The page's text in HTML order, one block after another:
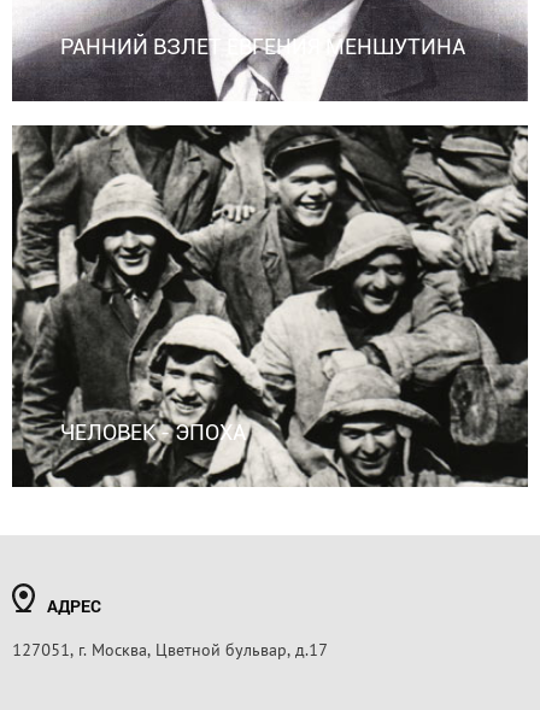
РАННИЙ ВЗЛЕТ ЕВГЕНИЯ МЕНШУТИНА
ЧЕЛОВЕК - ЭПОХА
АДРЕС
127051, г. Москва, Цветной бульвар, д.17